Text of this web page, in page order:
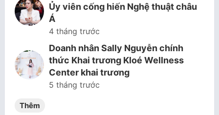
Ủy viên cống hiến Nghệ thuật châu
Á
4 tháng trước
Doanh nhân Sally Nguyễn chính
thức Khai trương Kloé Wellness
Center khai trương
5 tháng trước
Thêm